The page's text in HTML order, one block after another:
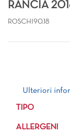
RANCIA
ROSCHI90.18
Ulteriori
Ulteriori
TIPO
ALLERGENI